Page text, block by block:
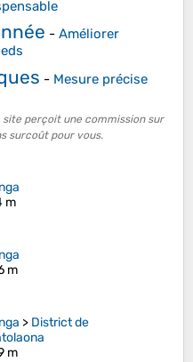
- Améliorer
- Mesure précise
perçoit une commission sur
surcoût pour vous.
m
m
> District de
m